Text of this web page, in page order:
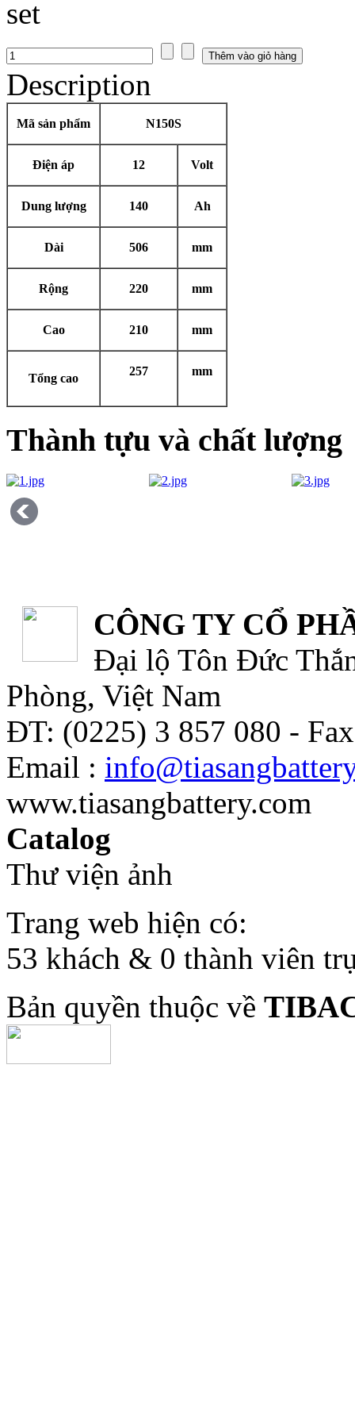
Description
Mã sản phẩm N150S
Điện áp 12 Volt
Dung lượng 140 Ah
Dài 506 mm
Rộng 220 mm
Cao 210 mm
Tổng cao
257 mm
Thành tựu và chất lượng
CÔNG TY CỔ
Đại lộ Tôn Đức
Phòng, Việt Nam
ĐT: (0225) 3 857 080 -
Email :
www.tiasangbattery.com
Catalog
Thư viện ảnh
Trang web hiện có:
53 khách & 0 thành viên
Bản quyền thuộc về